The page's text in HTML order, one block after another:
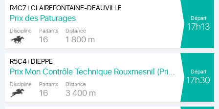
R4C7 |CLAIREFONTAINE-DEAUVILLE
Prix des Paturages
Discipline Partants
16
Distance
1 800 m
Départ
17h13
R5C4| DIEPPE
Prix Mon Contrôle Technique Rouxmesnil (Prix Jean de la Rochefoucauld)
Discipline Partants
16
Distance
3 400 m
Départ
17h30